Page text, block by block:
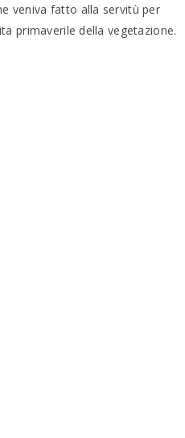
veniva fatto alla servitù per
primaverile della vegetazione.